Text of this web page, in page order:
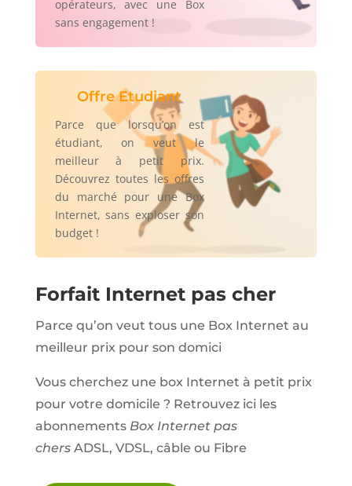
opérateurs, avec une Box
sans engagement !
Offre Etudiant
Parce que lorsqu’on est
étudiant, on veut le
meilleur à petit prix.
Découvrez toutes les offres
du marché pour une Box
Internet, sans exploser son
budget !
Forfait Internet pas cher
Parce qu’on veut tous une Box Internet au
meilleur prix pour son domici
Vous cherchez une box Internet à petit prix
pour votre domicile ? Retrouvez ici les
abonnements Box Internet pas
chersADSL, VDSL, câble ou Fibre